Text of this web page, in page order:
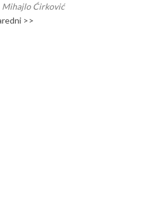
Mihajlo Ćirković
>>